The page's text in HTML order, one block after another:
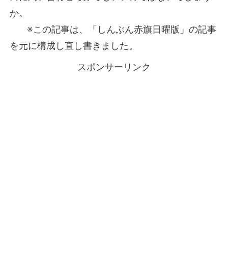
か。
※この記事は、「しんぶん赤旗日曜版」の記事
を元に構成し直し書きました。
スポンサーリンク